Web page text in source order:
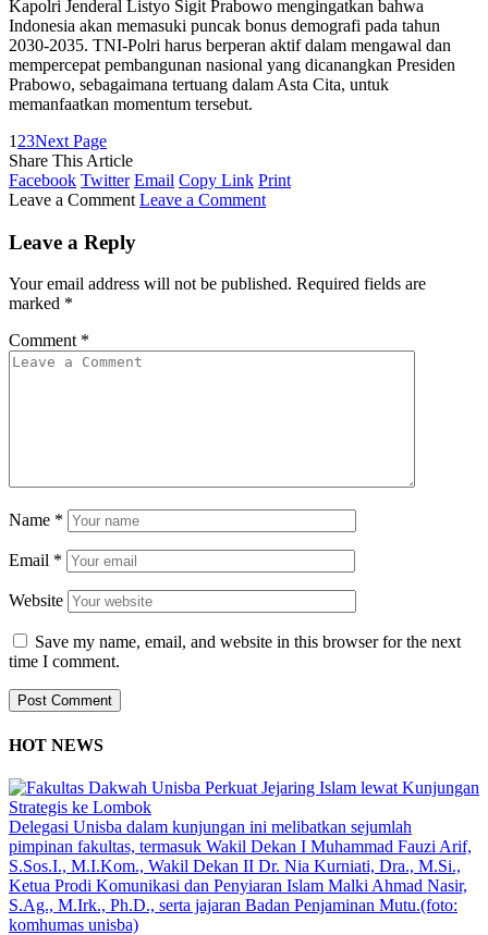
Kapolri Jenderal Listyo Sigit Prabowo mengingatkan bahwa
Indonesia akan memasuki puncak bonus demografi pada tahun
2030-2035. TNI-Polri harus berperan aktif dalam mengawal dan
mempercepat pembangunan nasional yang dicanangkan Presiden
Prabowo, sebagaimana tertuang dalam Asta Cita, untuk
memanfaatkan momentum tersebut.
1 23Next Page
Share This Article
Facebook Twitter Email Copy Link Print
Leave a Comment Leave a Comment
Leave a Reply
Your email address will not be published. Required fields are
marked *
Comment *
Name *
Email *
Website
Save my name, email, and website in this browser for the next
time I comment.
HOT NEWS
Delegasi Unisba dalam kunjungan ini melibatkan sejumlah
pimpinan fakultas, termasuk Wakil Dekan I Muhammad Fauzi Arif,
S.Sos.I., M.I.Kom., Wakil Dekan II Dr. Nia Kurniati, Dra., M.Si.,
Ketua Prodi Komunikasi dan Penyiaran Islam Malki Ahmad Nasir,
S.Ag., M.Irk., Ph.D., serta jajaran Badan Penjaminan Mutu.(foto:
komhumas unisba)